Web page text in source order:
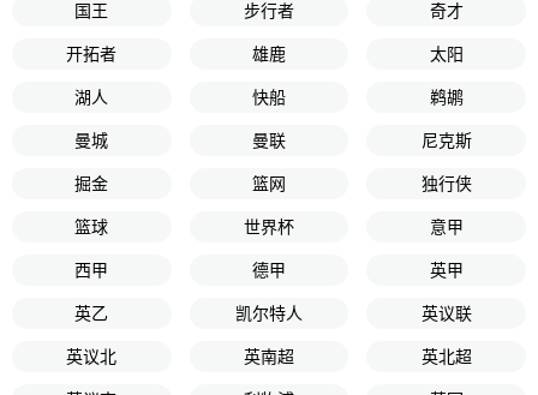
国王 步行者 奇才
开拓者 雄鹿 太阳
湖人 快船 鹈鹕
曼城 曼联 尼克斯
掘金 篮网 独行侠
篮球 世界杯 意甲
西甲 德甲 英甲
英乙 凯尔特人 英议联
英议北 英南超 英北超